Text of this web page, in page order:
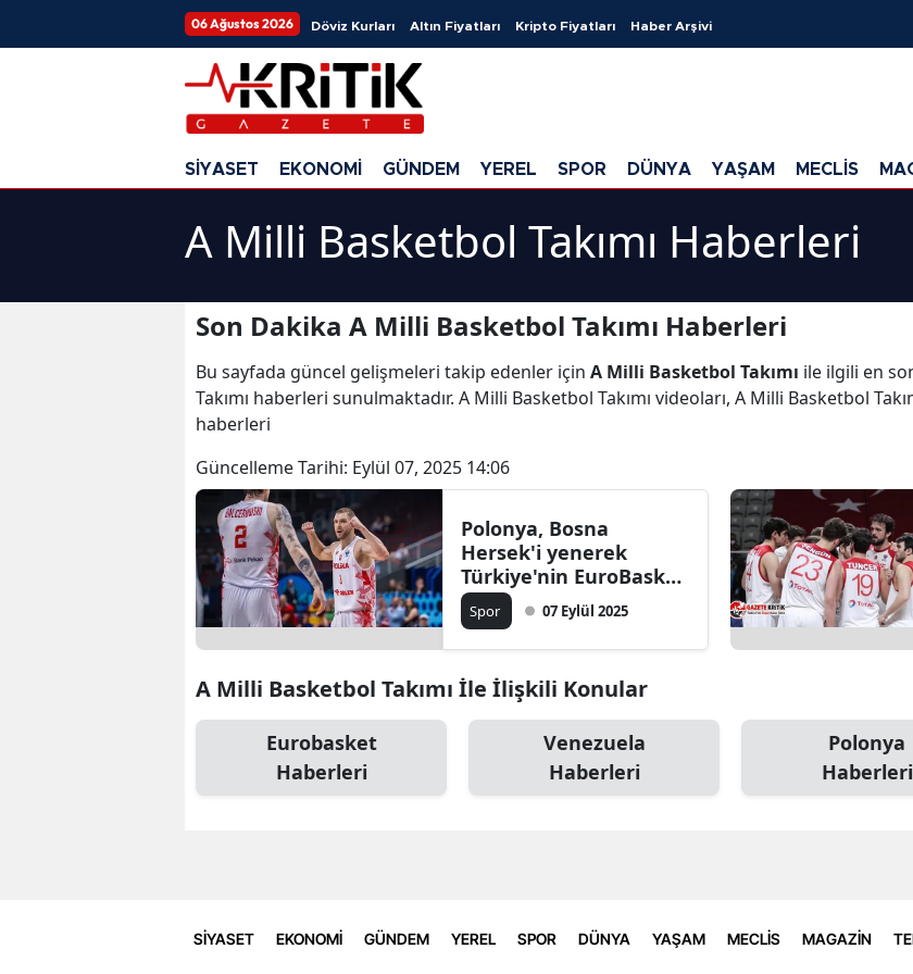
06 Ağustos 2026 Döviz Kurları Altın Fiyatları Kripto Fiyatları Haber Arşivi
SİYASET EKONOMİ GÜNDEM YEREL SPOR DÜNYA YAŞAM MECLİS
A Milli Basketbol Takımı Haberleri
Son Dakika A Milli Basketbol Takımı Haberleri
Bu sayfada güncel gelişmeleri takip edenler için A Milli Basketbol Takımı ile ilgili en
Takımı haberleri sunulmaktadır. A Milli Basketbol Takımı videoları, A Milli Basketbol
haberleri
Güncelleme Tarihi: Eylül 07, 2025 14:06
Polonya, Bosna
Hersek'i yenerek
Türkiye'nin EuroBasket
2025 çeyrek final rakibi
oldu
Spor 07 Eylül 2025
A Milli Basketbol Takımı İle İlişkili Konular
Eurobasket
Haberleri
Venezuela
Haberleri
Polonya
Haberleri
SİYASET EKONOMİ GÜNDEM YEREL SPOR DÜNYA YAŞAM MECLİS MAGAZİN